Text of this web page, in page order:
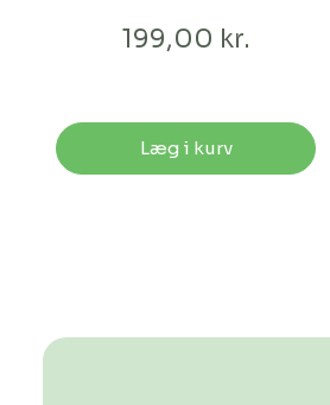
199,00 kr.
Læg i kurv